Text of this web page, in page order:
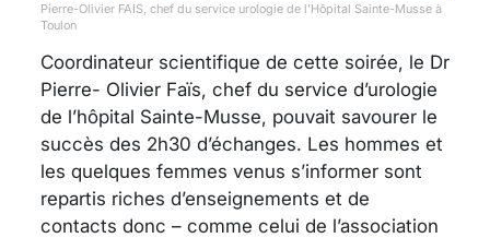
Pierre-Olivier FAIS, chef du service urologie de l’Hôpital Sainte-Musse à
Toulon
Coordinateur scientifique de cette soirée, le Dr
Pierre- Olivier Faïs, chef du service d’urologie
de l’hôpital Sainte-Musse, pouvait savourer le
succès des 2h30 d’échanges. Les hommes et
les quelques femmes venus s’informer sont
repartis riches d’enseignements et de
contacts donc – comme celui de l’association